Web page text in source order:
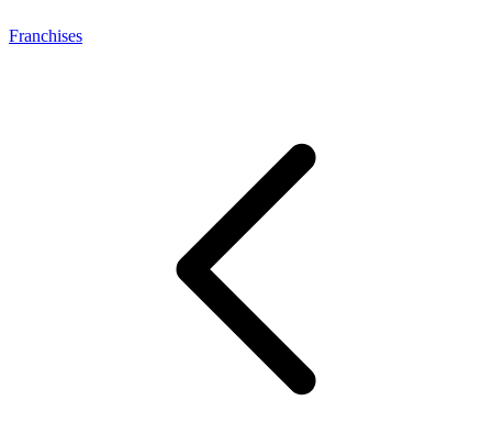
Franchises